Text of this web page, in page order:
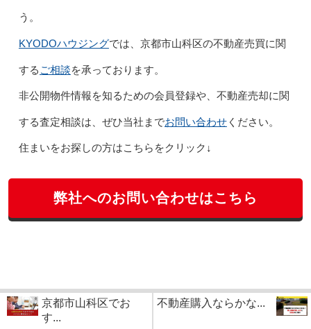
う。
KYODOハウジングでは、京都市山科区の不動産売買に関
する ご相談を承っております。
非公開物件情報を知るための会員登録や、不動産売却に関
する査定相談は、ぜひ当社までお問い合わせください。
住まいをお探しの方はこちらをクリック↓
弊社へのお問い合わせはこちら
京都市山科区でお
す...
不動産購入ならかな...